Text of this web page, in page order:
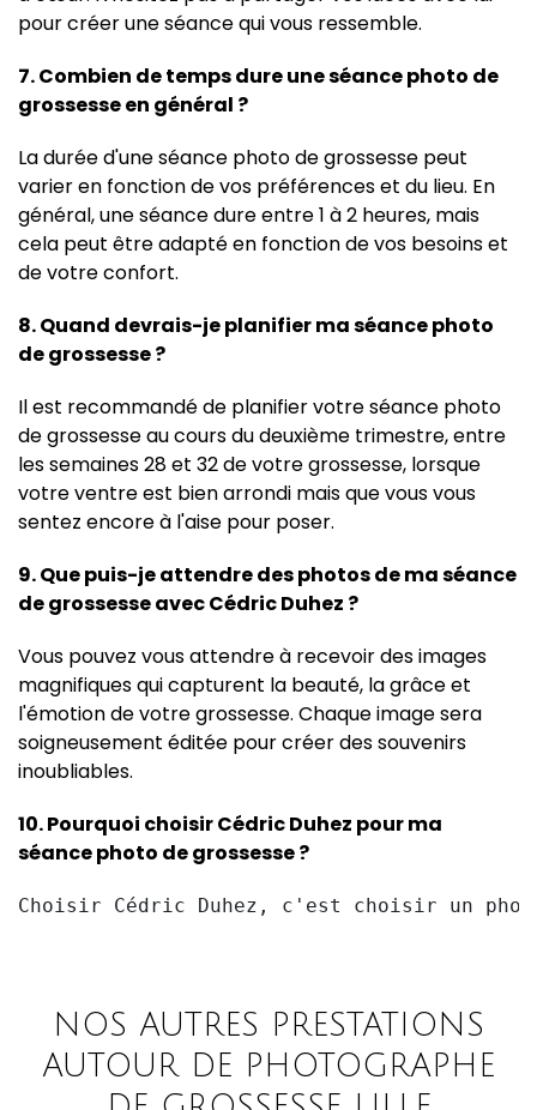
pour créer une séance qui vous ressemble.
7. Combien de temps dure une séance photo de
grossesse en général ?
La durée d'une séance photo de grossesse peut
varier en fonction de vos préférences et du lieu. En
général, une séance dure entre 1 à 2 heures, mais
cela peut être adapté en fonction de vos besoins et
de votre confort.
8. Quand devrais-je planifier ma séance photo
de grossesse ?
Il est recommandé de planifier votre séance photo
de grossesse au cours du deuxième trimestre, entre
les semaines 28 et 32 de votre grossesse, lorsque
votre ventre est bien arrondi mais que vous vous
sentez encore à l'aise pour poser.
9. Que puis-je attendre des photos de ma séance
de grossesse avec Cédric Duhez ?
Vous pouvez vous attendre à recevoir des images
magnifiques qui capturent la beauté, la grâce et
l'émotion de votre grossesse. Chaque image sera
soigneusement éditée pour créer des souvenirs
inoubliables.
10. Pourquoi choisir Cédric Duhez pour ma
séance photo de grossesse ?
NOS AUTRES PRESTATIONS
AUTOUR DE PHOTOGRAPHE